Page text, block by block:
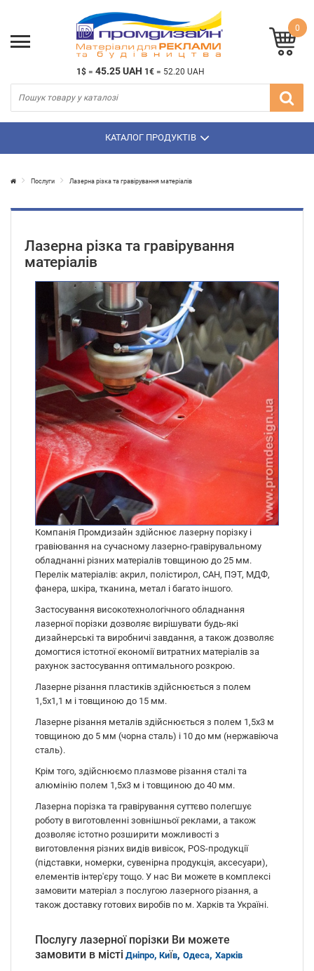
1$ = 45.25 UAH 1€ = 52.20 UAH
0
КАТАЛОГ ПРОДУКТІВ
Послуги Лазерна різка та гравірування матеріалів
Лазерна різка та гравірування
матеріалів
Компанія Промдизайн здійснює лазерну порізку і
гравіювання на сучасному лазерно-гравірувальному
обладнанні різних матеріалів товщиною до 25 мм.
Перелік матеріалів: акрил, полістирол, САН, ПЭТ, МДФ,
фанера, шкіра, тканина, метал і багато іншого.
Застосування високотехнологічного обладнання
лазерної порізки дозволяє вирішувати будь-які
дизайнерські та виробничі завдання, а також дозволяє
домогтися істотної економії витратних матеріалів за
рахунок застосування оптимального розкрою.
Лазерне різання пластиків здійснюється з полем
1,5х1,1 м і товщиною до 15 мм.
Лазерне різання металів здійснюється з полем 1,5х3 м
товщиною до 5 мм (чорна сталь) і 10 до мм (нержавіюча
сталь).
Крім того, здійснюємо плазмове різання сталі та
алюмінію полем 1,5х3 м і товщиною до 40 мм.
Лазерна порізка та гравірування суттєво полегшує
роботу в виготовленні зовнішньої реклами, а також
дозволяє істотно розширити можливості з
виготовлення різних видів вивісок, POS-продукції
(підставки, номерки, сувенірна продукція, аксесуари),
елементів інтер'єру тощо. У нас Ви можете в комплексі
замовити матеріал з послугою лазерного різання, а
також доставку готових виробів по м. Харків та Україні.
Послугу лазерної порізки Ви можете
замовити в мiстi Днiпро, Київ, Одеса, Харкiв